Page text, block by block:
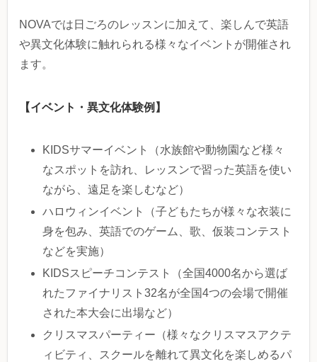
NOVAでは日ごろのレッスンに加えて、楽しんで英語
や異文化体験に触れられる様々なイベントが開催され
ます。
【イベント・異文化体験例】
KIDSサマーイベント（水族館や動物園など様々
なスポットを訪れ、レッスンで習った英語を使い
ながら、遠足を楽しむなど）
ハロウィンイベント（子どもたちが様々な衣装に
身を包み、英語でのゲーム、歌、仮装コンテスト
などを実施）
KIDSスピーチコンテスト（全国4000名から選ば
れたファイナリスト32名が全国4つの会場で開催
された本大会に出場など）
クリスマスパーティー（様々なクリスマスアクテ
ィビティ、スクールを離れて異文化を楽しめるパ